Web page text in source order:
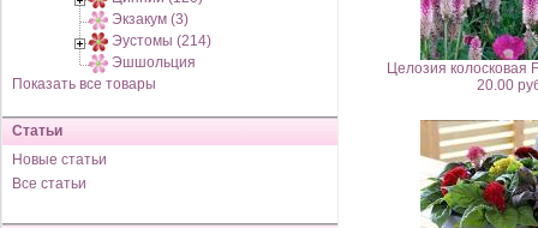
Экзакум (3)
Эустомы (214)
Эшшольция
Показать все товары
Статьи
Новые статьи
Все статьи
Целозия колосковая
20.00